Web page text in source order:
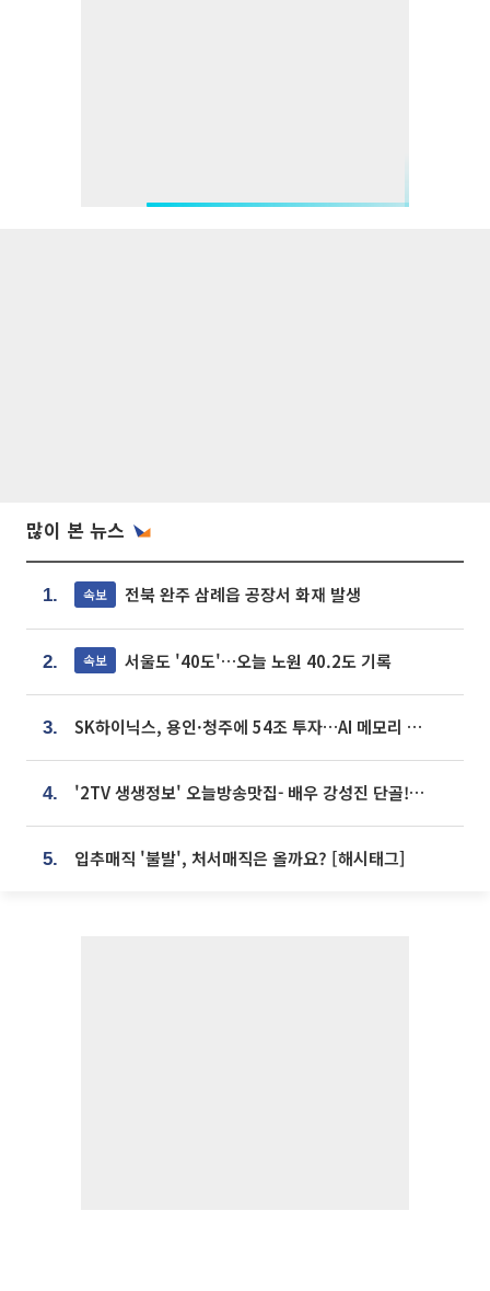
많이 본 뉴스
1. 속보 전북 완주 삼례읍 공장서 화재 발생
2. 속보 서울도 '40도'…오늘 노원 40.2도 기록
3. SK하이닉스, 용인·청주에 54조 투자…AI 메모리 생산기지 키운다
4. '2TV 생생정보' 오늘방송맛집- 배우 강성진 단골! 쌀국수ㆍ푸팟퐁 커리 맛집 '블○○○'
5. 입추매직 '불발', 처서매직은 올까요? [해시태그]